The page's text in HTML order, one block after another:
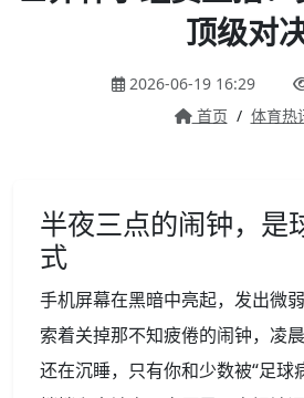
顶级对
2026-06-19 16:29
首页 / 体育热
半夜三点的闹钟，是
式
手机屏幕在黑暗中亮起，发出微
索着关掉那不知疲倦的闹钟，凌
还在沉睡，只有你和少数被“足球